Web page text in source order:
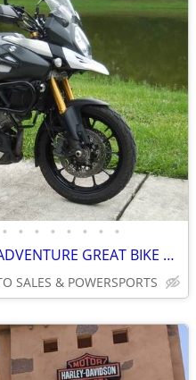
• • • • • • • •
2015 SUZUKI VSTROM 1000 ADVENTURE GREAT BIKE NO DEALER FEES LOOK!!!!!!
SALES & POWERSPORTS